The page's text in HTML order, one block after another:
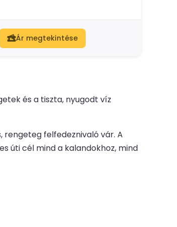
Ár megtekintése
és a tiszta, nyugodt víz
rengeteg felfedeznivaló vár. A
úti cél mind a kalandokhoz, mind